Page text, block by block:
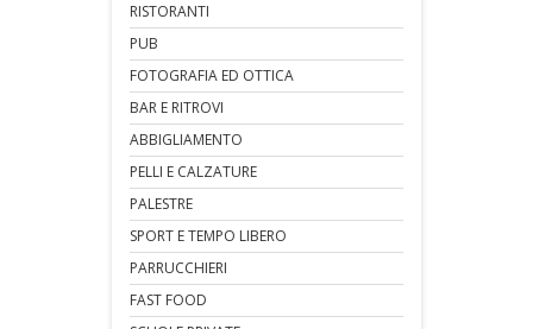
RISTORANTI
PUB
FOTOGRAFIA ED OTTICA
BAR E RITROVI
ABBIGLIAMENTO
PELLI E CALZATURE
PALESTRE
SPORT E TEMPO LIBERO
PARRUCCHIERI
FAST FOOD